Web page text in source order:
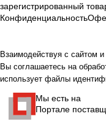
зарегистрированный
Конфиденциальность
Взаимодействуя с сайтом
Вы соглашаетесь на
использует файлы
Мы есть на
Портале